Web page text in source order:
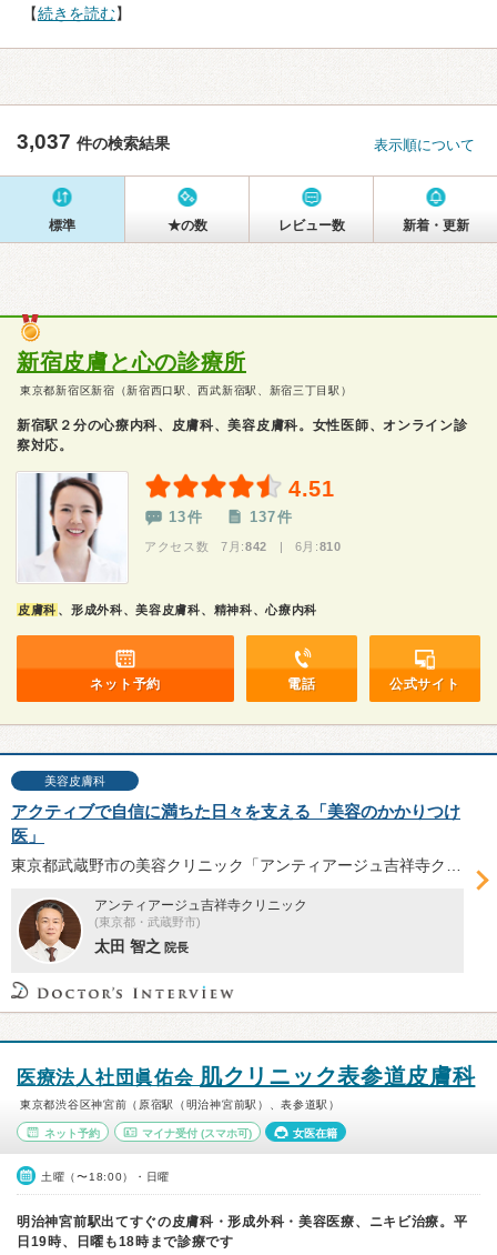
【続きを読む】
3,037 件の検索結果 表示順について
標準 ★の数 レビュー数 新着・更新
新宿皮膚と心の診療所
東京都新宿区新宿（新宿西口駅、西武新宿駅、新宿三丁目駅）
新宿駅２分の心療内科、皮膚科、美容皮膚科。女性医師、オンライン診
察対応。
4.51
13件 137件
アクセス数 7月:842 | 6月:810
皮膚科 、形成外科、美容皮膚科、精神科、心療内科
ネット予約 電話 公式サイト
美容皮膚科
アクティブで自信に満ちた日々を支える「美容のかかりつけ
医」
アンティアージュ吉祥寺クリニック
(東京都・武蔵野市)
太田 智之 院長
医療法人社団眞佑会 肌クリニック表参道皮膚科
東京都渋谷区神宮前（原宿駅（明治神宮前駅）、表参道駅）
ネット予約 マイナ受付(スマホ可) 女医在籍
土曜（〜18:00）・日曜
明治神宮前駅出てすぐの皮膚科・形成外科・美容医療、ニキビ治療。平
日19時、日曜も18時まで診療です